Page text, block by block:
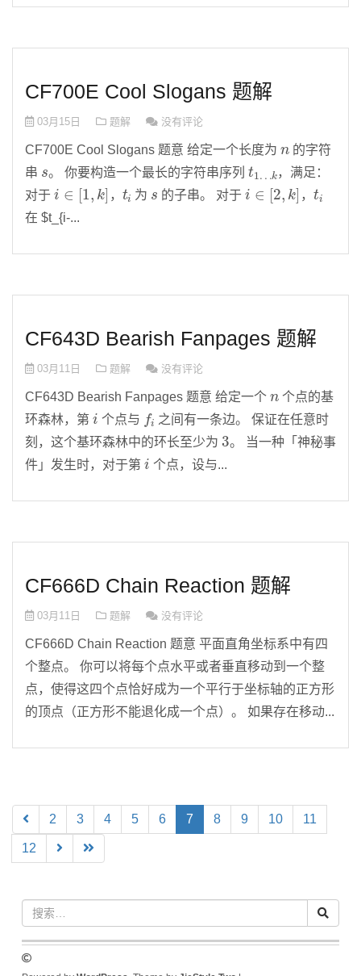
CF700E Cool Slogans 题解
03月15日 题解 没有评论
CF700E Cool Slogans 题意 给定一个长度为
的字符
串
。 你要构造一个最长的字符串序列
t1
k
，满足：
对于
i∈ 1, ]
，
ti
为 的子串。 对于
i∈ 2, ]
，
ti
在 $t_{i-...
CF643D Bearish Fanpages 题解
03月11日 题解 没有评论
CF643D Bearish Fanpages 题意 给定一个
个点的基
环森林，第
i
个点与
i
之间有一条边。 保证在任意时
刻，这个基环森林中的环长至少为
3
。 当一种「神秘事
件」发生时，对于第
i
个点，设与...
CF666D Chain Reaction 题解
03月11日 题解 没有评论
CF666D Chain Reaction 题意 平面直角坐标系中有四
个整点。 你可以将每个点水平或者垂直移动到一个整
点，使得这四个点恰好成为一个平行于坐标轴的正方形
的顶点（正方形不能退化成一个点）。 如果存在移动...
2 3 4 5 6 7 (current)
8 9 10 11
12